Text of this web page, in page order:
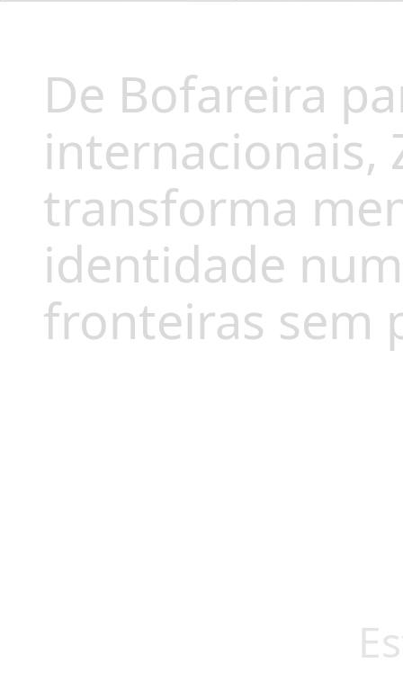
De Bofareira
internacionais,
transforma
identidade
fronteiras sem